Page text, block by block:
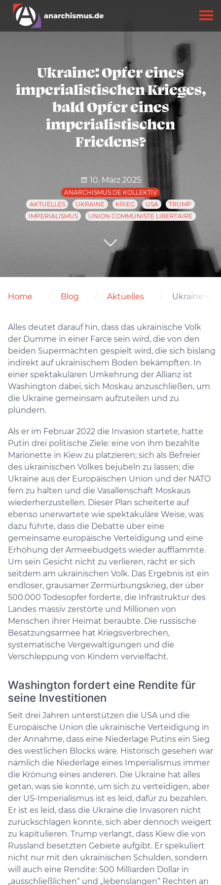
Ukraine: Opfer eines
imperialistischen Krieges,
bald Opfer eines
imperialistischen
Friedens?
10. März 2025
ANARCHISMUS.DE KOLLEKTIV
AKTUELLES
UKRAINE KRIEG USA
TRUMP
IMPERIALISMUS
UNION COMMUNISTE LIBERTAIRE
Home Blog Aktuelles Ukraine:
Alles deutet darauf hin, dass das ukrainische Volk
der Dumme in einer Farce sein wird, die von den
beiden Supermächten gespielt wird, die sich bislang
indirekt auf ukrainischem Boden bekämpften. In
einer spektakulären Umkehrung der Allianz ist
Washington dabei, sich Moskau anzuschließen, um
die Ukraine gemeinsam aufzuteilen und zu
plündern.
Als er im Februar 2022 die Invasion startete, hatte
Putin drei politische Ziele: eine von ihm bezahlte
Marionette in Kiew zu platzieren; sich als Befreier
des ukrainischen Volkes bejubeln zu lassen; die
Ukraine aus der Europäischen Union und der NATO
fern zu halten und die Vasallenschaft Moskaus
wiederherzustellen. Dieser Plan scheiterte auf
ebenso unerwartete wie spektakuläre Weise, was
dazu führte, dass die Debatte über eine
gemeinsame europäische Verteidigung und eine
Erhöhung der Armeebudgets wieder aufflammte.
Um sein Gesicht nicht zu verlieren, rächt er sich
seitdem am ukrainischen Volk. Das Ergebnis ist ein
endloser, grausamer Zermürbungskrieg, der über
500.000 Todesopfer forderte, die Infrastruktur des
Landes massiv zerstörte und Millionen von
Menschen ihrer Heimat beraubte. Die russische
Besatzungsarmee hat Kriegsverbrechen,
systematische Vergewaltigungen und die
Verschleppung von Kindern vervielfacht.
Washington fordert eine Rendite für
seine Investitionen
Seit drei Jahren unterstützen die USA und die
Europäische Union die ukrainische Verteidigung in
der Annahme, dass eine Niederlage Putins ein Sieg
des westlichen Blocks wäre. Historisch gesehen war
nämlich die Niederlage eines Imperialismus immer
die Krönung eines anderen. Die Ukraine hat alles
getan, was sie konnte, um sich zu verteidigen, aber
der US-Imperialismus ist es leid, dafür zu bezahlen.
Er ist es leid, dass die Ukraine die Invasoren nicht
zurückschlagen konnte, sich aber dennoch weigert
zu kapitulieren. Trump verlangt, dass Kiew die von
Russland besetzten Gebiete aufgibt. Er spekuliert
nicht nur mit den ukrainischen Schulden, sondern
will auch eine Rendite: 500 Milliarden Dollar in
„ausschließlichen“ und „lebenslangen“ Rechten an